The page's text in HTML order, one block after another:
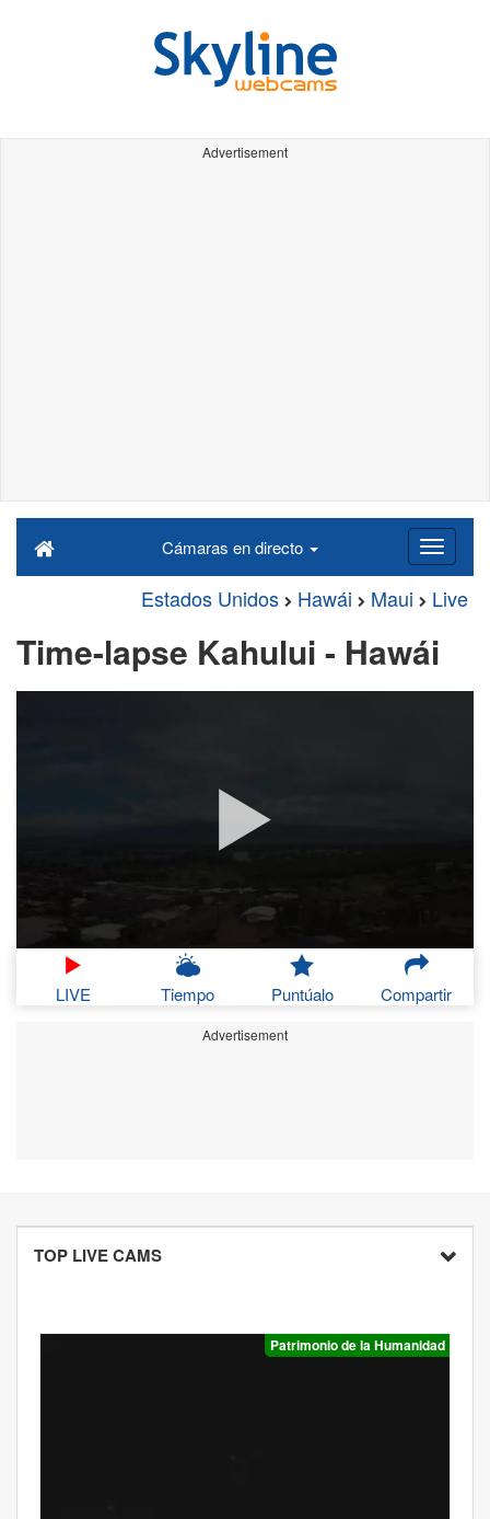
Advertisement
Cámaras en directo
Estados Unidos Hawái Maui Live
Time-lapse Kahului - Hawái
LIVE Tiempo Puntúalo Compartir
Advertisement
TOP LIVE CAMS
Patrimonio de la Humanidad